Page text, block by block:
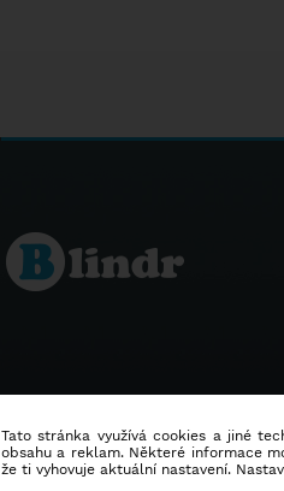
Tato stránka využívá cookies a jiné
obsahu a reklam. Některé informace
že ti vyhovuje aktuální nastavení.